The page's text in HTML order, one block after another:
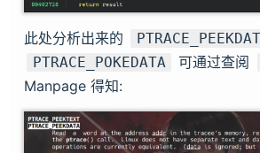
此处分析出来的
PTRACE_POKEDATA 可通过查阅
Manpage 得知: